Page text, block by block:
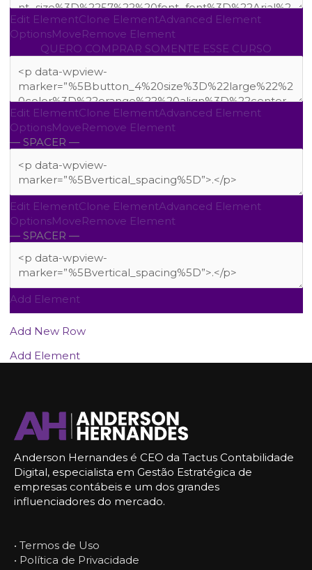
Edit ElementClone ElementAdvanced Element
OptionsMoveRemove Element
QUERO COMPRAR SOMENTE ESSE CURSO
Edit ElementClone ElementAdvanced Element
OptionsMoveRemove Element
— SPACER —
Edit ElementClone ElementAdvanced Element
OptionsMoveRemove Element
— SPACER —
Add Element
Add New Row
Add Element
Anderson Hernandes é CEO da Tactus Contabilidade
Digital, especialista em Gestão Estratégica de
empresas contábeis e um dos grandes
influenciadores do mercado.
• Termos de Uso
• Política de Privacidade